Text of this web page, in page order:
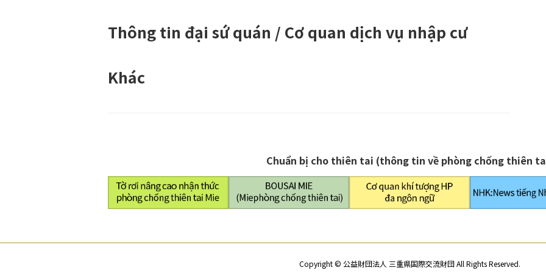
Thông tin đại sứ quán / Cơ quan dịch vụ nhập cư
Khác
Chuẩn bị cho thiên tai (thông tin về phòng chống thiên
Copyright © 公益財団法人 三重県国際交流財団 All Rights Reserved.